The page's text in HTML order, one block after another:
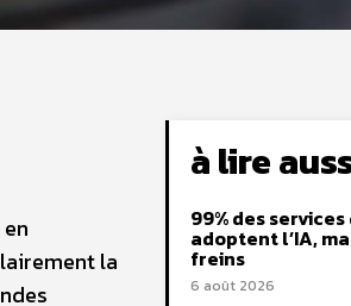
la
à lire
99% des
adoptent l’IA,
freins
6 août 2026